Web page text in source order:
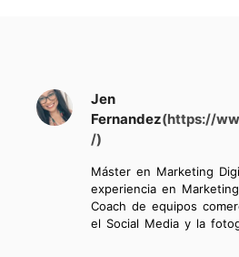
Jen
Fernandez(https://
/)
Máster en Marketing
experiencia en
Coach de equipos
el Social Media y la